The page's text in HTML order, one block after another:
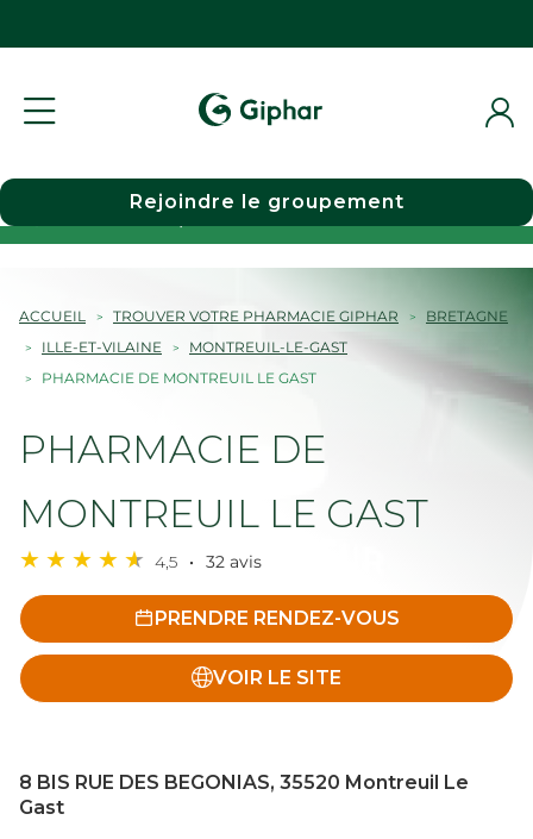
Choisir une pharmacie
Rejoindre le groupement
ACCUEIL TROUVER VOTRE PHARMACIE GIPHAR
BRETAGNE
ILLE-ET-VILAINE
MONTREUIL-LE-GAST
PHARMACIE DE MONTREUIL LE GAST
PHARMACIE DE
MONTREUIL LE GAST
4,5 32 avis
PRENDRE RENDEZ-VOUS
VOIR LE SITE
8 BIS RUE DES BEGONIAS, 35520 Montreuil Le
Gast